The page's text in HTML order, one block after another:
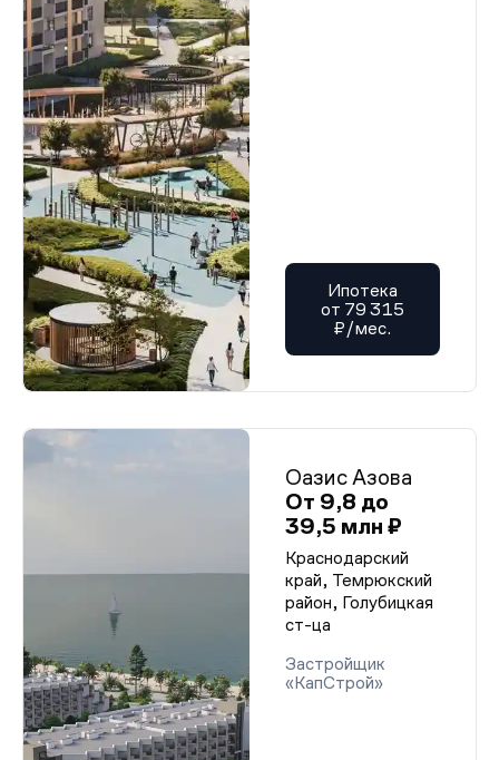
Ипотека
от 79 315
₽/мес.
Оазис Азова
От 9,8 до
39,5 млн ₽
Краснодарский
край, Темрюкский
район, Голубицкая
ст-ца
Застройщик
«КапСтрой»